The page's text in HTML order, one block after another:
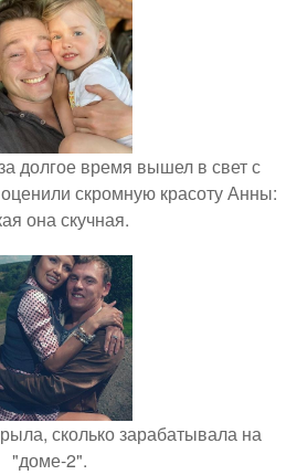
долгое время вышел в свет с
скромную красоту Анны:
она скучная.
сколько зарабатывала на
"доме-2".